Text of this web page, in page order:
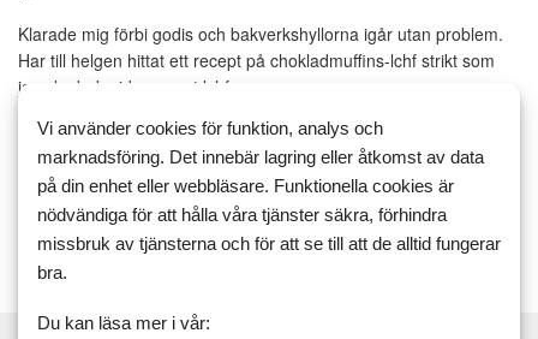
Klarade mig förbi godis och bakverkshyllorna igår utan problem.
Har till helgen hittat ett recept på chokladmuffins-lchf strikt som
jag ska baka idag, samt lchf...
dag3 inteallslikatröttsomigår semester
Läs mer Kommentera
Vi använder cookies för funktion, analys och
marknadsföring. Det innebär lagring eller åtkomst av data
på din enhet eller webbläsare. Funktionella cookies är
nödvändiga för att hålla våra tjänster säkra, förhindra
missbruk av tjänsterna och för att se till att de alltid fungerar
bra.
Du kan läsa mer i vår: